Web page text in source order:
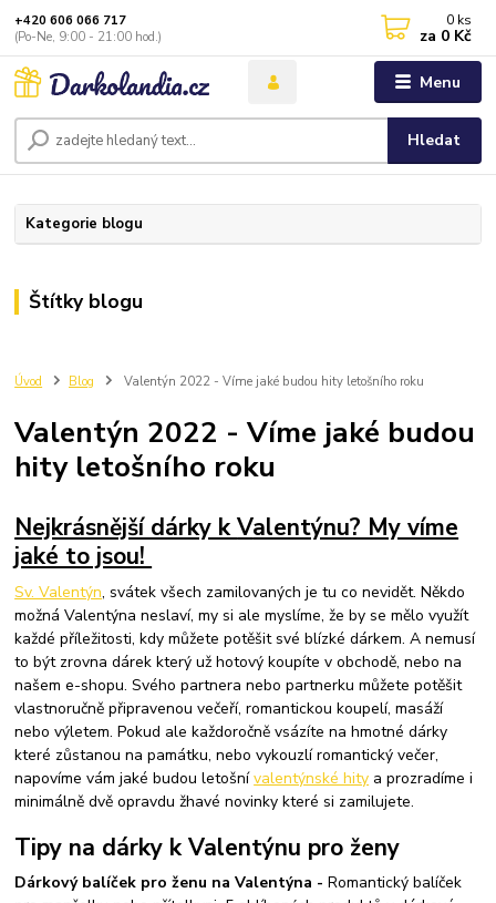
Menu
Hledat
+420 606 066 717
(Po-Ne, 9:00 - 21:00 hod.)
0 ks
za 0 Kč
Kategorie blogu
Štítky blogu
Úvod Blog Valentýn 2022 - Víme jaké budou hity letošního roku
Valentýn 2022 - Víme jaké budou
hity letošního roku
Nejkrásnější dárky kValentýnu? My víme
jaké to jsou!
Sv. Valentýn, svátek všech zamilovaných je tu co nevidět. Někdo
možná Valentýna neslaví, my si ale myslíme, že by se mělo využít
každé příležitosti, kdy můžete potěšit své blízké dárkem. A nemusí
to být zrovna dárek který už hotový koupíte v obchodě, nebo na
našem e-shopu. Svého partnera nebo partnerku můžete potěšit
vlastnoručně připravenou večeří, romantickou koupelí, masáží
nebo výletem. Pokud ale každoročně vsázíte na hmotné dárky
které zůstanou na památku, nebo vykouzlí romantický večer,
napovíme vám jaké budou letošnívalentýnské hity a prozradíme i
minimálně dvě opravdu žhavé novinky které si zamilujete.
Tipy na dárky k Valentýnu pro ženy
Dárkový balíček pro ženu na Valentýna -Romantický balíček